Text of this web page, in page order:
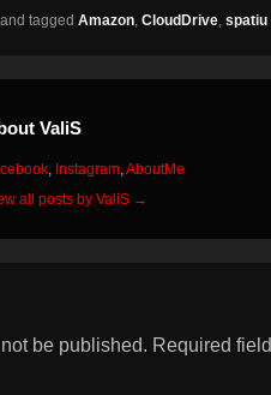
tagged Amazon CloudDrive spatiu
ValiS
Instagram ,AboutMe
all posts by ValiS →
be published. Required